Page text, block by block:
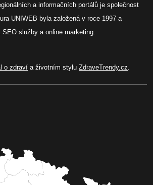
a informačních portálů je společnost
UNIWEB byla založená v roce 1997 a
služby a online marketing.
o zdraví a životním stylu ZdraveTrendy.cz.